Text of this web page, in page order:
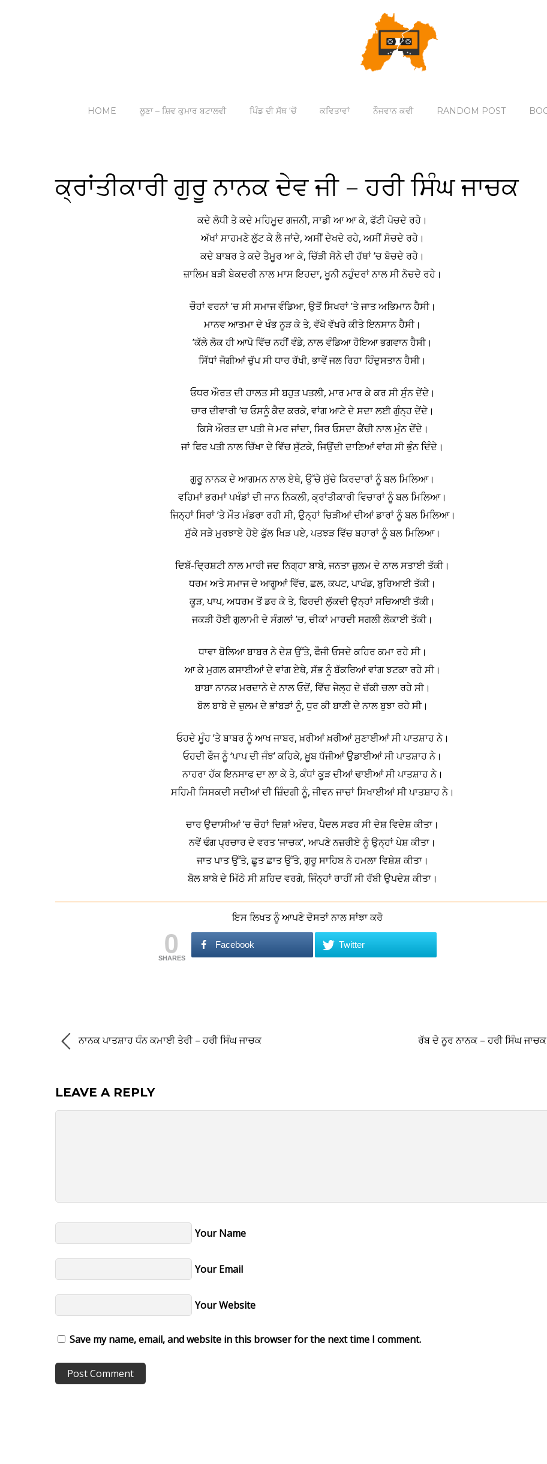
HOME ਲੂਣਾ – ਸ਼ਿਵ ਕੁਮਾਰ ਬਟਾਲਵੀ ਪਿੰਡ ਦੀ ਸੱਥ ‘ਚੋਂ ਕਵਿਤਾਵਾਂ ਨੌਜਵਾਨ ਕਵੀ RANDOM POST
ਕ੍ਰਾਂਤੀਕਾਰੀ ਗੁਰੂ ਨਾਨਕ ਦੇਵ ਜੀ – ਹਰੀ ਸਿੰਘ ਜਾਚਕ
ਕਦੇ ਲੋਧੀ ਤੇ ਕਦੇ ਮਹਿਮੂਦ ਗਜਨੀ, ਸਾਡੀ ਆ ਆ ਕੇ, ਫੱਟੀ ਪੋਚਦੇ ਰਹੇ।
ਅੱਖਾਂ ਸਾਹਮਣੇ ਲੁੱਟ ਕੇ ਲੈ ਜਾਂਦੇ, ਅਸੀਂ ਦੇਖਦੇ ਰਹੇ, ਅਸੀਂ ਸੋਚਦੇ ਰਹੇ।
ਕਦੇ ਬਾਬਰ ਤੇ ਕਦੇ ਤੈਮੂਰ ਆ ਕੇ, ਚਿੱੜੀ ਸੋਨੇ ਦੀ ਹੱਥਾਂ ’ਚ ਬੋਚਦੇ ਰਹੇ।
ਜ਼ਾਲਿਮ ਬੜੀ ਬੇਕਦਰੀ ਨਾਲ ਮਾਸ ਇਹਦਾ, ਖੂਨੀ ਨਹੁੰਦਰਾਂ ਨਾਲ ਸੀ ਨੋਚਦੇ ਰਹੇ।
ਚੌਹਾਂ ਵਰਨਾਂ ’ਚ ਸੀ ਸਮਾਜ ਵੰਡਿਆ, ਉਤੋਂ ਸਿਖਰਾਂ ’ਤੇ ਜਾਤ ਅਭਿਮਾਨ ਹੈਸੀ।
ਮਾਨਵ ਆਤਮਾ ਦੇ ਖੰਭ ਨੂੜ ਕੇ ਤੇ, ਵੱਖੋ ਵੱਖਰੇ ਕੀਤੇ ਇਨਸਾਨ ਹੈਸੀ।
’ਕੱਲੇ ਲੋਕ ਹੀ ਆਪੋ ਵਿੱਚ ਨਹੀਂ ਵੰਡੇ, ਨਾਲ ਵੰਡਿਆ ਹੋਇਆ ਭਗਵਾਨ ਹੈਸੀ।
ਸਿੱਧਾਂ ਜੋਗੀਆਂ ਚੁੱਪ ਸੀ ਧਾਰ ਰੱਖੀ, ਭਾਵੇਂ ਜਲ ਰਿਹਾ ਹਿੰਦੁਸਤਾਨ ਹੈਸੀ।
ਓਧਰ ਔਰਤ ਦੀ ਹਾਲਤ ਸੀ ਬਹੁਤ ਪਤਲੀ, ਮਾਰ ਮਾਰ ਕੇ ਕਰ ਸੀ ਸੁੰਨ ਦੇਂਦੇ।
ਚਾਰ ਦੀਵਾਰੀ ’ਚ ਓਸਨੂੰ ਕੈਦ ਕਰਕੇ, ਵਾਂਗ ਆਟੇ ਦੇ ਸਦਾ ਲਈ ਗੁੰਨ੍ਹ ਦੇਂਦੇ।
ਕਿਸੇ ਔਰਤ ਦਾ ਪਤੀ ਜੇ ਮਰ ਜਾਂਦਾ, ਸਿਰ ਓਸਦਾ ਕੈਂਚੀ ਨਾਲ ਮੁੰਨ ਦੇਂਦੇ।
ਜਾਂ ਫਿਰ ਪਤੀ ਨਾਲ ਚਿੱਖਾ ਦੇ ਵਿੱਚ ਸੁੱਟਕੇ, ਜਿਉਂਦੀ ਦਾਣਿਆਂ ਵਾਂਗ ਸੀ ਭੁੰਨ ਦਿੰਦੇ।
ਗੁਰੂ ਨਾਨਕ ਦੇ ਆਗਮਨ ਨਾਲ ਏਥੇ, ਉੱਚੇ ਸੁੱਚੇ ਕਿਰਦਾਰਾਂ ਨੂੰ ਬਲ ਮਿਲਿਆ।
ਵਹਿਮਾਂ ਭਰਮਾਂ ਪਖੰਡਾਂ ਦੀ ਜਾਨ ਨਿਕਲੀ, ਕ੍ਰਾਂਤੀਕਾਰੀ ਵਿਚਾਰਾਂ ਨੂੰ ਬਲ ਮਿਲਿਆ।
ਜਿਨ੍ਹਾਂ ਸਿਰਾਂ ’ਤੇ ਮੌਤ ਮੰਡਰਾ ਰਹੀ ਸੀ, ਉਨ੍ਹਾਂ ਚਿੜੀਆਂ ਦੀਆਂ ਡਾਰਾਂ ਨੂੰ ਬਲ ਮਿਲਿਆ।
ਸੁੱਕੇ ਸੜੇ ਮੁਰਝਾਏ ਹੋਏ ਫੁੱਲ ਖਿੜ ਪਏ, ਪਤਝੜ ਵਿੱਚ ਬਹਾਰਾਂ ਨੂੰ ਬਲ ਮਿਲਿਆ।
ਦਿਬੱ-ਦ੍ਰਿਸ਼ਟੀ ਨਾਲ ਮਾਰੀ ਜਦ ਨਿਗ੍ਹਾ ਬਾਬੇ, ਜਨਤਾ ਜ਼ੁਲਮ ਦੇ ਨਾਲ ਸਤਾਈ ਤੱਕੀ।
ਧਰਮ ਅਤੇ ਸਮਾਜ ਦੇ ਆਗੂਆਂ ਵਿੱਚ, ਛਲ, ਕਪਟ, ਪਾਖੰਡ, ਬੁਰਿਆਈ ਤੱਕੀ।
ਕੂੜ, ਪਾਪ, ਅਧਰਮ ਤੋਂ ਡਰ ਕੇ ਤੇ, ਫਿਰਦੀ ਲੁੱਕਦੀ ਉਨ੍ਹਾਂ ਸਚਿਆਈ ਤੱਕੀ।
ਜਕੜੀ ਹੋਈ ਗੁਲਾਮੀ ਦੇ ਸੰਗਲਾਂ ’ਚ, ਚੀਕਾਂ ਮਾਰਦੀ ਸਗਲੀ ਲੋਕਾਈ ਤੱਕੀ।
ਧਾਵਾ ਬੋਲਿਆ ਬਾਬਰ ਨੇ ਦੇਸ਼ ਉੱਤੇ, ਫੌਜੀ ਓਸਦੇ ਕਹਿਰ ਕਮਾ ਰਹੇ ਸੀ।
ਆ ਕੇ ਮੁਗਲ ਕਸਾਈਆਂ ਦੇ ਵਾਂਗ ਏਥੇ, ਸੱਭ ਨੂੰ ਬੱਕਰਿਆਂ ਵਾਂਗ ਝਟਕਾ ਰਹੇ ਸੀ।
ਬਾਬਾ ਨਾਨਕ ਮਰਦਾਨੇ ਦੇ ਨਾਲ ਓਦੋਂ, ਵਿੱਚ ਜੇਲ੍ਹ ਦੇ ਚੱਕੀ ਚਲਾ ਰਹੇ ਸੀ।
ਬੋਲ ਬਾਬੇ ਦੇ ਜ਼ੁਲਮ ਦੇ ਭਾਂਬੜਾਂ ਨੂੰ, ਧੁਰ ਕੀ ਬਾਣੀ ਦੇ ਨਾਲ ਬੁਝਾ ਰਹੇ ਸੀ।
ਓਹਦੇ ਮੂੰਹ ’ਤੇ ਬਾਬਰ ਨੂੰ ਆਖ ਜਾਬਰ, ਖ਼ਰੀਆਂ ਖ਼ਰੀਆਂ ਸੁਣਾਈਆਂ ਸੀ ਪਾਤਸ਼ਾਹ ਨੇ।
ਓਹਦੀ ਫੌਜ ਨੂੰ ‘ਪਾਪ ਦੀ ਜੰਝ’ ਕਹਿਕੇ, ਖ਼ੂਬ ਧੱਜੀਆਂ ਉਡਾਈਆਂ ਸੀ ਪਾਤਸ਼ਾਹ ਨੇ।
ਨਾਹਰਾ ਹੱਕ ਇਨਸਾਫ ਦਾ ਲਾ ਕੇ ਤੇ, ਕੰਧਾਂ ਕੂੜ ਦੀਆਂ ਢਾਈਆਂ ਸੀ ਪਾਤਸ਼ਾਹ ਨੇ।
ਸਹਿਮੀ ਸਿਸਕਦੀ ਸਦੀਆਂ ਦੀ ਜ਼ਿੰਦਗੀ ਨੂੰ, ਜੀਵਨ ਜਾਚਾਂ ਸਿਖਾਈਆਂ ਸੀ ਪਾਤਸ਼ਾਹ ਨੇ।
ਚਾਰ ਉਦਾਸੀਆਂ ’ਚ ਚੌਹਾਂ ਦਿਸ਼ਾਂ ਅੰਦਰ, ਪੈਦਲ ਸਫਰ ਸੀ ਦੇਸ਼ ਵਿਦੇਸ਼ ਕੀਤਾ।
ਨਵੇਂ ਢੰਗ ਪ੍ਰਚਾਰ ਦੇ ਵਰਤ ‘ਜਾਚਕ’, ਆਪਣੇ ਨਜ਼ਰੀਏ ਨੂੰ ਉਨ੍ਹਾਂ ਪੇਸ਼ ਕੀਤਾ।
ਜਾਤ ਪਾਤ ਉੱਤੇ, ਛੂਤ ਛਾਤ ਉੱਤੇ, ਗੁਰੂ ਸਾਹਿਬ ਨੇ ਹਮਲਾ ਵਿਸ਼ੇਸ਼ ਕੀਤਾ।
ਬੋਲ ਬਾਬੇ ਦੇ ਮਿੱਠੇ ਸੀ ਸ਼ਹਿਦ ਵਰਗੇ, ਜਿੰਨ੍ਹਾਂ ਰਾਹੀਂ ਸੀ ਰੱਬੀ ਉਪਦੇਸ਼ ਕੀਤਾ।
ਇਸ ਲਿਖਤ ਨੂੰ ਆਪਣੇ ਦੋਸਤਾਂ ਨਾਲ ਸਾਂਝਾ ਕਰੋ
0
SHARES
Facebook Twitter
ਨਾਨਕ ਪਾਤਸ਼ਾਹ ਧੰਨ ਕਮਾਈ ਤੇਰੀ – ਹਰੀ ਸਿੰਘ ਜਾਚਕ ਰੱਬ ਦੇ ਨੂਰ ਨਾਨਕ – ਹਰੀ ਸਿੰਘ ਜਾਚਕ
LEAVE A REPLY
Your Name
Your Email
Your Website
Save my name, email, and website in this browser for the next time I comment.